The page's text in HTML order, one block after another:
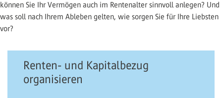
können Sie Ihr Vermögen auch im Rentenalter sinnvoll anlegen? Und
was soll nach Ihrem Ableben gelten, wie sorgen Sie für Ihre Liebsten
vor?
Renten- und Kapitalbezug
organisieren